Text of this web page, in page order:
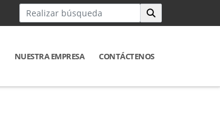
NUESTRA EMPRESA CONTÁCTENOS